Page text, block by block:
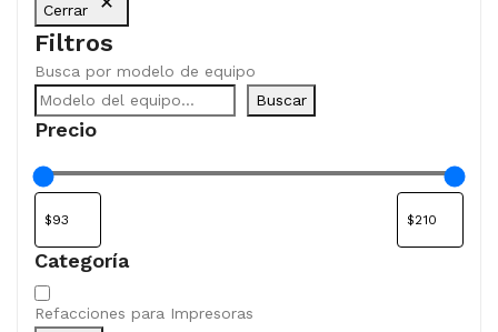
Cerrar
Filtros
Busca por modelo de equipo
Buscar
Precio
Categoría
Categoría
Refacciones para Impresoras